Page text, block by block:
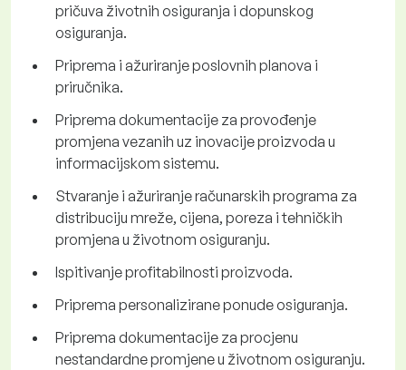
pričuva životnih osiguranja i dopunskog
osiguranja.
Priprema i ažuriranje poslovnih planova i
priručnika.
Priprema dokumentacije za provođenje
promjena vezanih uz inovacije proizvoda u
informacijskom sistemu.
Stvaranje i ažuriranje računarskih programa za
distribuciju mreže, cijena, poreza i tehničkih
promjena u životnom osiguranju.
Ispitivanje profitabilnosti proizvoda.
Priprema personalizirane ponude osiguranja.
Priprema dokumentacije za procjenu
nestandardne promjene u životnom osiguranju.